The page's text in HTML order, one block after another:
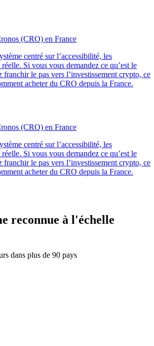
(CRO) en France
centré sur l’accessibilité, les
Si vous vous demandez ce qu’est le
le pas vers l’investissement crypto, ce
acheter du CRO depuis la France.
(CRO) en France
centré sur l’accessibilité, les
Si vous vous demandez ce qu’est le
le pas vers l’investissement crypto, ce
acheter du CRO depuis la France.
reconnue à l'échelle
dans plus de 90 pays